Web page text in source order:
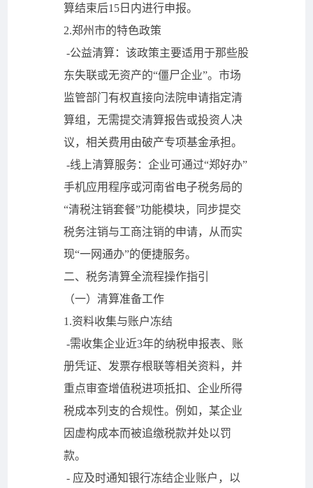
算结束后15日内进行申报。
2.郑州市的特色政策
-公益清算：该政策主要适用于那些股
东失联或无资产的“僵尸企业”。市场
监管部门有权直接向法院申请指定清
算组，无需提交清算报告或投资人决
议，相关费用由破产专项基金承担。
-线上清算服务：企业可通过“郑好办”
手机应用程序或河南省电子税务局的
“清税注销套餐”功能模块，同步提交
税务注销与工商注销的申请，从而实
现“一网通办”的便捷服务。
二、税务清算全流程操作指引
（一）清算准备工作
1.资料收集与账户冻结
-需收集企业近3年的纳税申报表、账
册凭证、发票存根联等相关资料，并
重点审查增值税进项抵扣、企业所得
税成本列支的合规性。例如，某企业
因虚构成本而被追缴税款并处以罚
款。
- 应及时通知银行冻结企业账户，以